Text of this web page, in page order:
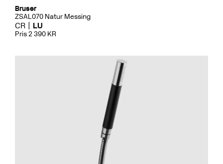
Bruser
ZSAL070 Natur Messing
CR LU
Pris 2 390 KR